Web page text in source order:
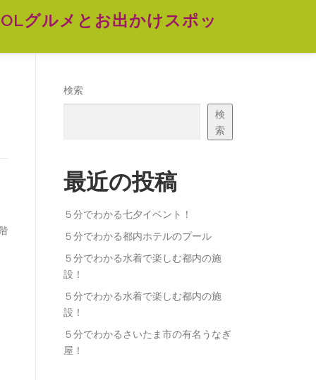
グルメとお出かけスポッ
検索
検
索
最近の投稿
５分でわかる七夕イベント！
５分でわかる都内ホテルのプール
５分でわかる水着で楽しむ都内の施
設！
５分でわかる水着で楽しむ都内の施
設！
５分でわかるさいたま市の有名うなぎ
屋！